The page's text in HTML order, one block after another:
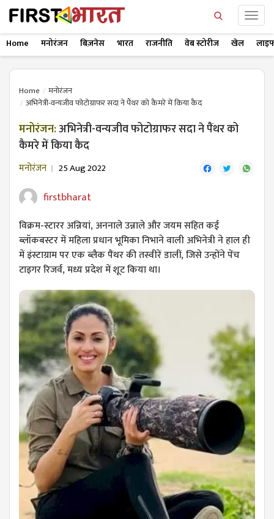
Home मनोरंजन बिज़नेस भारत राजनीति वेब स्टोरीज खेल
Home
मनोरंजन
अभिनेत्री-वन्यजीव फोटोग्राफर सदा ने पैंथर को कैमरे में किया कैद
मनोरंजन:अभिनेत्री-वन्यजीव फोटोग्राफर सदा ने पैंथर को
कैमरे में किया कैद
मनोरंजन 25 Aug 2022
firstbharat
विक्रम-स्टारर अन्नियां, अननाले उन्नाले और जयम सहित कई
ब्लॉकबस्टर में महिला प्रधान भूमिका निभाने वाली अभिनेत्री ने हाल ही
में इंस्टाग्राम पर एक ब्लैक पैंथर की तस्वीरें डालीं, जिसे उन्होंने पेंच
टाइगर रिजर्व, मध्य प्रदेश में शूट किया था।